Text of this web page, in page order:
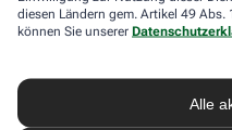
diesen Ländern gem. Artikel 49 Abs.
können Sie unserer
Alle
Wie sicher ist der
ein streng reguliertes
muss die Qualität,